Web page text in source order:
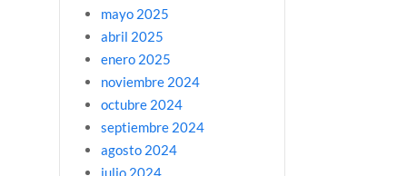
mayo 2025
abril 2025
enero 2025
noviembre 2024
octubre 2024
septiembre 2024
agosto 2024
julio 2024